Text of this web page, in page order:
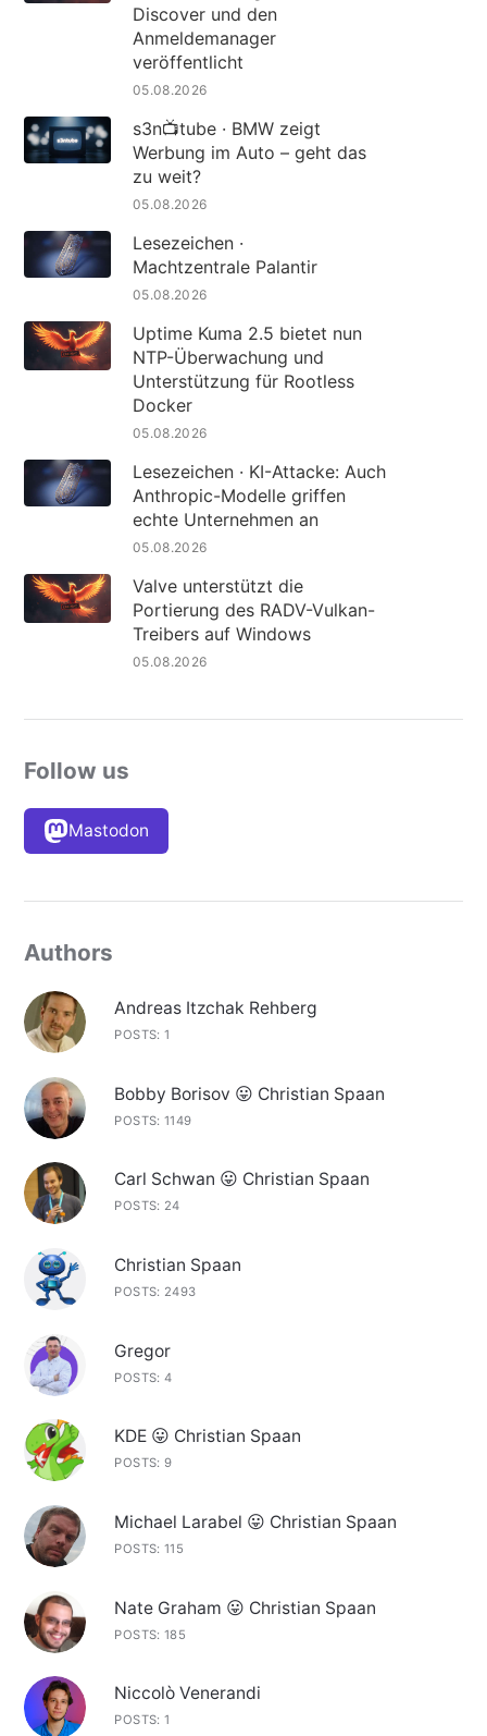
Discover und den
Anmeldemanager
veröffentlicht
05.08.2026
s3n📺tube · BMW zeigt
Werbung im Auto – geht das
zu weit?
05.08.2026
Lesezeichen ·
Machtzentrale Palantir
05.08.2026
Uptime Kuma 2.5 bietet nun
NTP-Überwachung und
Unterstützung für Rootless
Docker
05.08.2026
Lesezeichen · KI-Attacke: Auch
Anthropic-Modelle griffen
echte Unternehmen an
05.08.2026
Valve unterstützt die
Portierung des RADV-Vulkan-
Treibers auf Windows
05.08.2026
Follow us
Mastodon
Authors
Andreas Itzchak Rehberg
POSTS: 1
Bobby Borisov 😛 Christian Spaan
POSTS: 1149
Carl Schwan 😛 Christian Spaan
POSTS: 24
Christian Spaan
POSTS: 2493
Gregor
POSTS: 4
KDE 😛 Christian Spaan
POSTS: 9
Michael Larabel 😛 Christian Spaan
POSTS: 115
Nate Graham 😛 Christian Spaan
POSTS: 185
Niccolò Venerandi
POSTS: 1